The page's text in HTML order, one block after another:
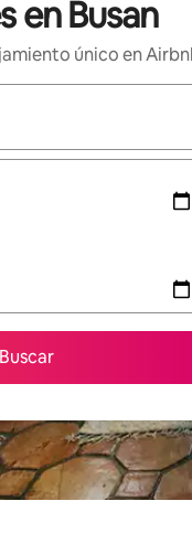
en Busan
único en
disponibles,
Buscar